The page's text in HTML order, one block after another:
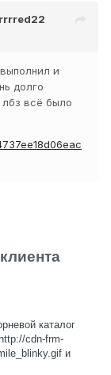
и
долго
лбз всё было
каталог
http://cdn-frm-
и